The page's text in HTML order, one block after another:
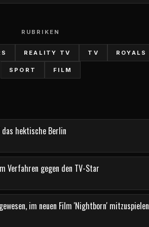
RUBRIKEN
REALITY TV TV ROYALS
SPORT FILM
hektische Berlin
Verfahren gegen den TV-Star
im neuen Film 'Nightborn' mitzuspielen